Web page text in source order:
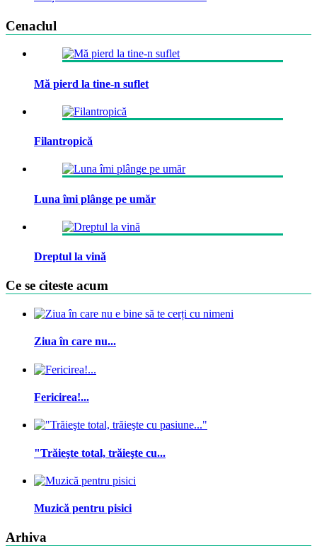
Cenaclul
Mă pierd la tine-n suflet
Filantropică
Luna îmi plânge pe umăr
Dreptul la vină
Ce se citeste acum
Ziua în care nu...
Fericirea!...
"Trăieşte total, trăieşte cu...
Muzică pentru pisici
Arhiva